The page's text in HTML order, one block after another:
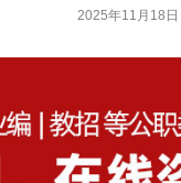
2025年11月18日